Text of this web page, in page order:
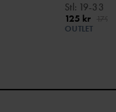
Stl: 19-33
125 kr
OUTLET